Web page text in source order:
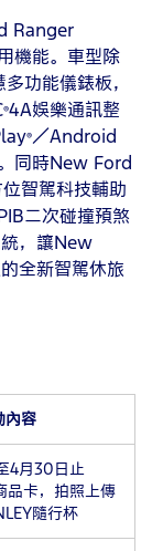
Ranger
機能。車型除
功能儀錶板，
®4A娛樂通訊整
®／Android
同時New Ford
智駕科技輔助
二次碰撞預煞
，讓New
全新智駕休旅
內容
4月30日止
品卡，拍照上傳
隨行杯